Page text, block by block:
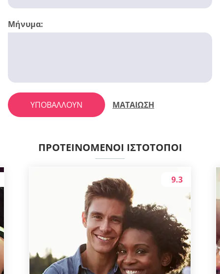
Μήνυμα:
ΥΠΟΒΆΛΛΟΥΝ ΜΑΤΑΙΩΣΗ
ΠΡΟΤΕΙΝΌΜΕΝΟΙ ΙΣΤΌΤΟΠΟΙ
9.3